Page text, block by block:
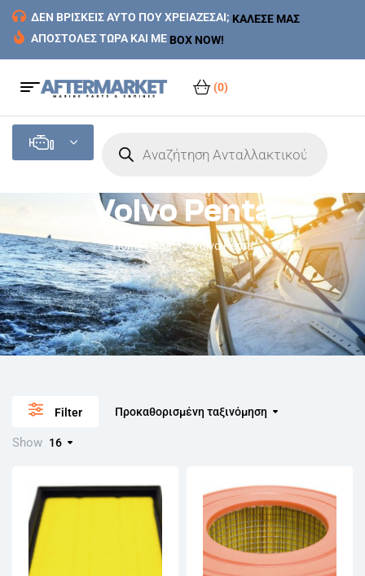
ΔΕΝ ΒΡΙΣΚΕΙΣ ΑΥΤΟ ΠΟΥ ΧΡΕΙΑΖΕΣΑΙ; ΚΑΛΕΣΕ ΜΑΣ
ΑΠΟΣΤΟΛΕΣ ΤΩΡΑ ΚΑΙ ΜΕ BOX NOW!
(0)
Volvo Penta
Home Page Volvo Penta
Filter Προκαθορισμένη ταξινόμηση
Show 16